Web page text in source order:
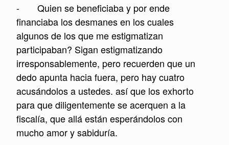
- Quien se beneficiaba y por ende
financiaba los desmanes en los cuales
algunos de los que me estigmatizan
participaban? Sigan estigmatizando
irresponsablemente, pero recuerden que un
dedo apunta hacia fuera, pero hay cuatro
acusándolos a ustedes. así que los exhorto
para que diligentemente se acerquen a la
fiscalía, que allá están esperándolos con
mucho amor y sabiduría.